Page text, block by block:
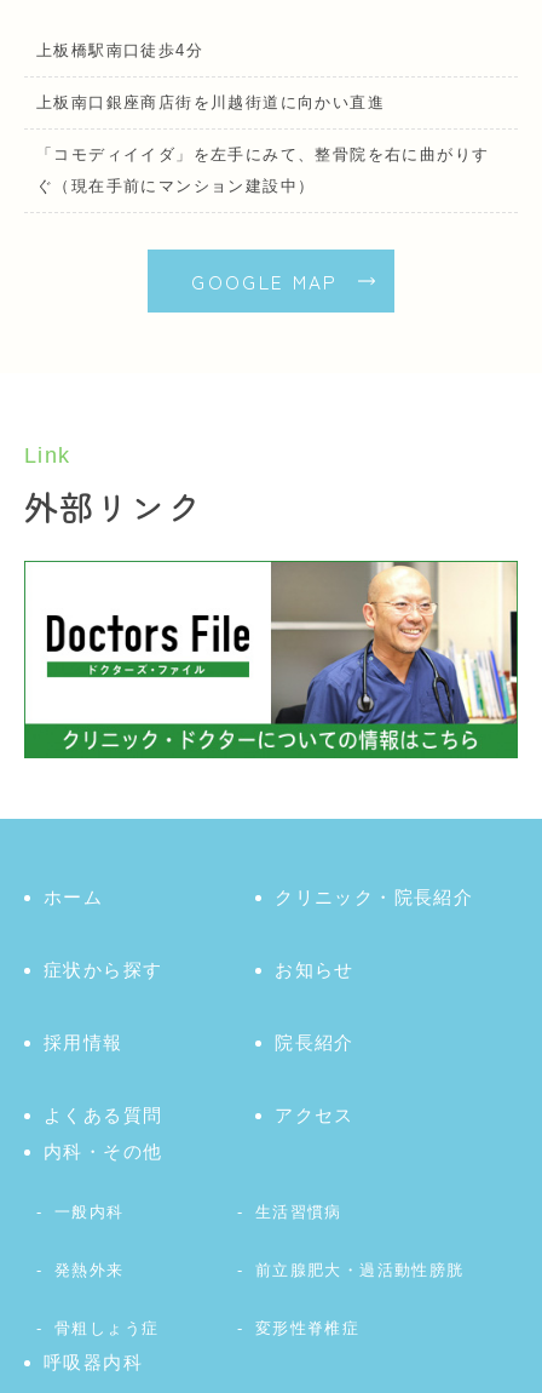
上板橋駅南口徒歩4分
上板南口銀座商店街を川越街道に向かい直進
「コモディイイダ」を左手にみて、整骨院を右に曲がりす
ぐ（現在手前にマンション建設中）
GOOGLE MAP
Link
外部リンク
ホーム クリニック・院長紹介
症状から探す お知らせ
採用情報 院長紹介
よくある質問
アクセス
内科・その他
一般内科 生活習慣病
発熱外来 前立腺肥大・過活動性膀胱
骨粗しょう症 変形性脊椎症
呼吸器内科